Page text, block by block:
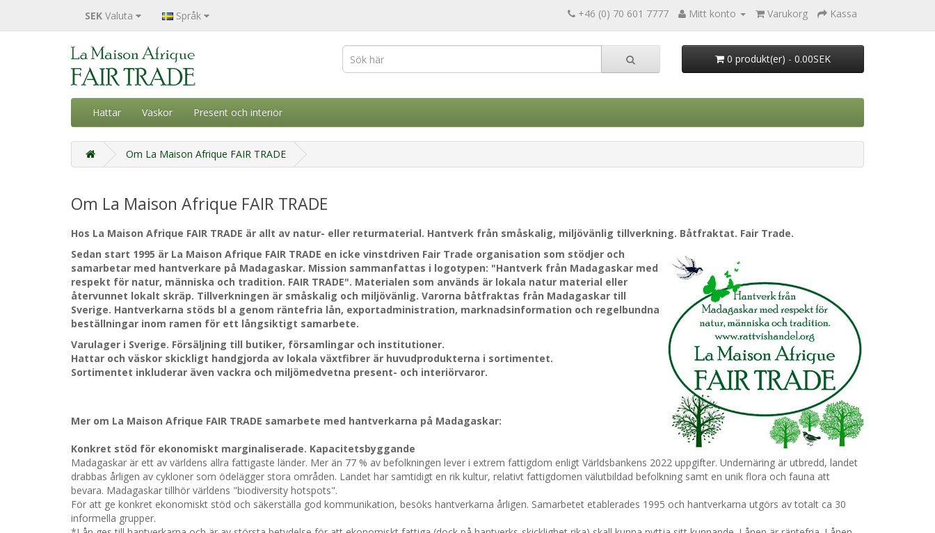
SEK Valuta Språk +46 (0) 70 601 7777 Mitt konto Varukorg Kassa
0 produkt(er) - 0.00SEK
Hattar Väskor Present och interiör
Om La Maison Afrique FAIR TRADE
Om La Maison Afrique FAIR TRADE
Hos La Maison Afrique FAIR TRADE är allt av natur- eller returmaterial. Hantverk från småskalig, miljövänlig tillverkning. Båtfraktat. Fair Trade.
Sedan start 1995 är La Maison Afrique FAIR TRADE en icke vinstdriven Fair Trade organisation som stödjer och
samarbetar med hantverkare på Madagaskar. Mission sammanfattas i logotypen: "Hantverk från Madagaskar med
respekt för natur, människa och tradition. FAIR TRADE". Materialen som används är lokala natur material eller
återvunnet lokalt skräp. Tillverkningen är småskalig och miljövänlig. Varorna båtfraktas från Madagaskar till
Sverige. Hantverkarna stöds bl a genom räntefria lån, exportadministration, marknadsinformation och regelbundna
beställningar inom ramen för ett långsiktigt samarbete.
Varulager i Sverige. Försäljning till butiker, församlingar och institutioner.
Hattar och väskor skickligt handgjorda av lokala växtfibrer är huvudprodukterna i sortimentet.
Sortimentet inkluderar även vackra och miljömedvetna present- och interiörvaror.
Mer om La Maison Afrique FAIR TRADE samarbete med hantverkarna på Madagaskar:
Konkret stöd för ekonomiskt marginaliserade. Kapacitetsbyggande
Madagaskar är ett av världens allra fattigaste länder. Mer än 77 % av befolkningen lever i extrem fattigdom enligt Världsbankens 2022 uppgifter. Undernäring är utbredd, landet
drabbas årligen av cykloner som ödelägger stora områden. Landet har samtidigt en rik kultur, relativt fattigdomen välutbildad befolkning samt en unik flora och fauna att
bevara. Madagaskar tillhör världens "biodiversity hotspots".
För att ge konkret ekonomiskt stöd och säkerställa god kommunikation, besöks hantverkarna årligen. Samarbetet etablerades 1995 och hantverkarna utgörs av totalt ca 30
informella grupper.